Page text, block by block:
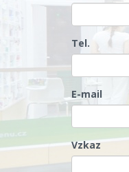
Tel.
E-mail
Vzkaz